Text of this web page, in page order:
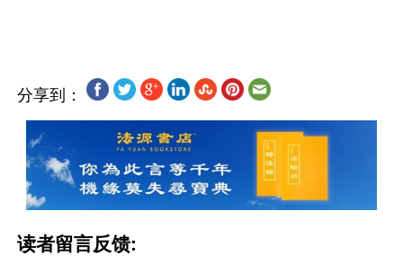
分享到：
读者留言反馈: